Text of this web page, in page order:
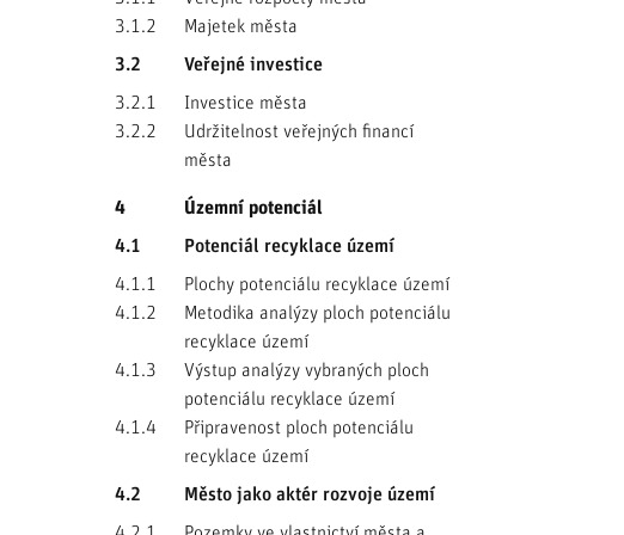
3.1.2
Majetek města
3.2
Veřejné investice
3.2.1
Investice města
3.2.2
Udržitelnost veřejných financí
města
4
Územní potenciál
4.1
Potenciál recyklace území
4.1.1
Plochy potenciálu recyklace území
4.1.2
Metodika analýzy ploch potenciálu
recyklace území
4.1.3
Výstup analýzy vybraných ploch
potenciálu recyklace území
4.1.4
Připravenost ploch potenciálu
recyklace území
4.2
Město jako aktér rozvoje území